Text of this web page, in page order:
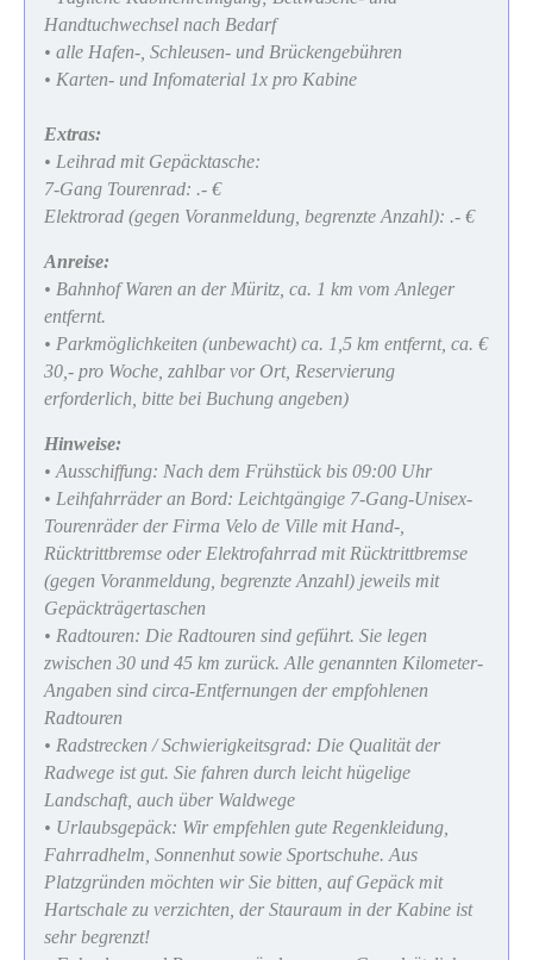
Handtuchwechsel nach Bedarf
• alle Hafen-, Schleusen- und Brückengebühren
• Karten- und Infomaterial 1x pro Kabine
Extras:
• Leihrad mit Gepäcktasche:
7-Gang Tourenrad: .- €
Elektrorad (gegen Voranmeldung, begrenzte Anzahl): .- €
Anreise:
• Bahnhof Waren an der Müritz, ca. 1 km vom Anleger
entfernt.
• Parkmöglichkeiten (unbewacht) ca. 1,5 km entfernt, ca. €
30,- pro Woche, zahlbar vor Ort, Reservierung
erforderlich, bitte bei Buchung angeben)
Hinweise:
• Ausschiffung: Nach dem Frühstück bis 09:00 Uhr
• Leihfahrräder an Bord: Leichtgängige 7-Gang-Unisex-
Tourenräder der Firma Velo de Ville mit Hand-,
Rücktrittbremse oder Elektrofahrrad mit Rücktrittbremse
(gegen Voranmeldung, begrenzte Anzahl) jeweils mit
Gepäckträgertaschen
• Radtouren: Die Radtouren sind geführt. Sie legen
zwischen 30 und 45 km zurück. Alle genannten Kilometer-
Angaben sind circa-Entfernungen der empfohlenen
Radtouren
• Radstrecken / Schwierigkeitsgrad: Die Qualität der
Radwege ist gut. Sie fahren durch leicht hügelige
Landschaft, auch über Waldwege
• Urlaubsgepäck: Wir empfehlen gute Regenkleidung,
Fahrradhelm, Sonnenhut sowie Sportschuhe. Aus
Platzgründen möchten wir Sie bitten, auf Gepäck mit
Hartschale zu verzichten, der Stauraum in der Kabine ist
sehr begrenzt!